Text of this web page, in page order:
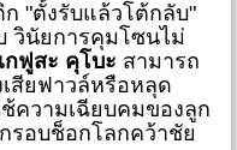
"ตั้งรับแล้วโต้กลับ"
วินัยการคุมโซนไม่
กฟูสะ คุโบะ สามารถ
สียฟาวล์หรือหลุด
ความเฉียบคมของลูก
รอบช็อกโลกคว้าชัย